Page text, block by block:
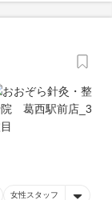
女性スタッフ